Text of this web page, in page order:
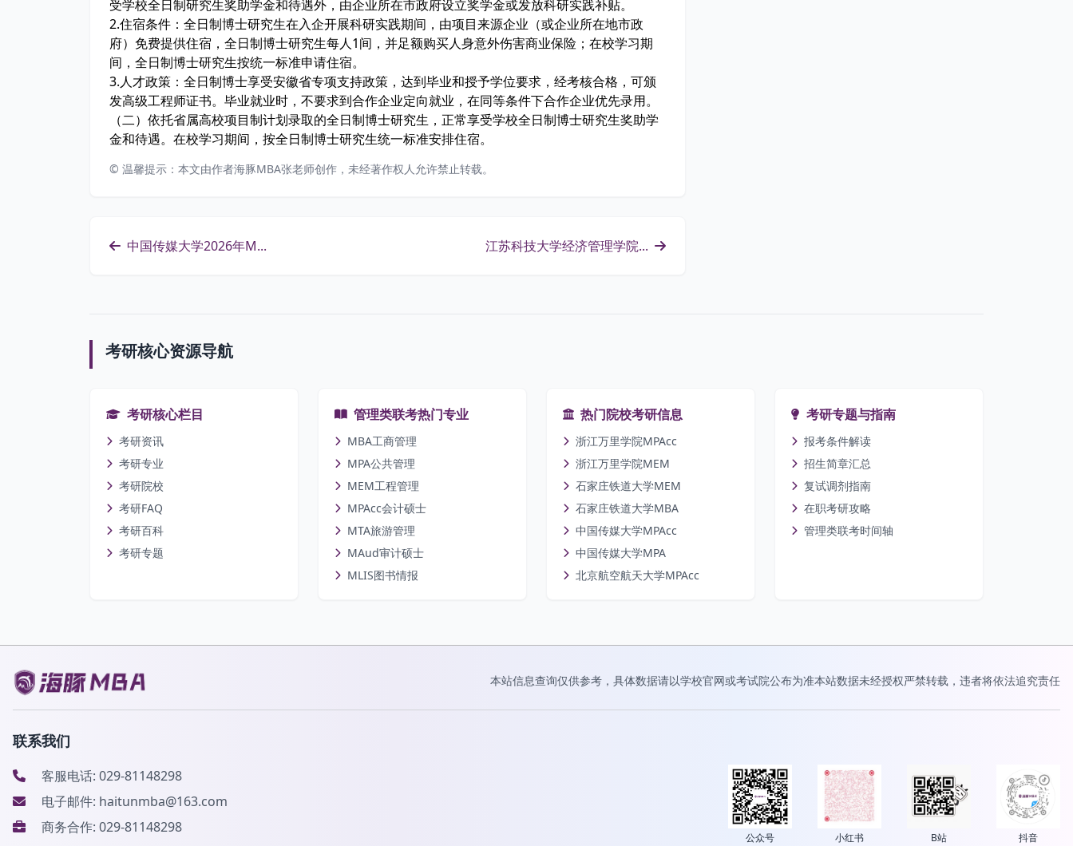
受学校全日制研究生奖助学金和待遇外，由企业所在市政府设立奖学金或发放科研实践补贴。
2.住宿条件：全日制博士研究生在入企开展科研实践期间，由项目来源企业（或企业所在地市政
府）免费提供住宿，全日制博士研究生每人1间，并足额购买人身意外伤害商业保险；在校学习期
间，全日制博士研究生按统一标准申请住宿。
3.人才政策：全日制博士享受安徽省专项支持政策，达到毕业和授予学位要求，经考核合格，可颁
发高级工程师证书。毕业就业时，不要求到合作企业定向就业，在同等条件下合作企业优先录用。
（二）依托省属高校项目制计划录取的全日制博士研究生，正常享受学校全日制博士研究生奖助学
金和待遇。在校学习期间，按全日制博士研究生统一标准安排住宿。
© 温馨提示：本文由作者海豚MBA张老师创作，未经著作权人允许禁止转载。
中国传媒大学2026年M... 江苏科技大学经济管理学院...
考研核心资源导航
考研核心栏目
考研资讯
考研专业
考研院校
考研FAQ
考研百科
考研专题
管理类联考热门专业
MBA工商管理
MPA公共管理
MEM工程管理
MPAcc会计硕士
MTA旅游管理
MAud审计硕士
MLIS图书情报
热门院校考研信息
浙江万里学院MPAcc
浙江万里学院MEM
石家庄铁道大学MEM
石家庄铁道大学MBA
中国传媒大学MPAcc
中国传媒大学MPA
北京航空航天大学MPAcc
考研专题与指南
报考条件解读
招生简章汇总
复试调剂指南
在职考研攻略
管理类联考时间轴
本站信息查询仅供参考，具体数据请以学校官网或考试院公布为准本站数据未经授权严禁转载，违者将依法追究责任
联系我们
客服电话: 029-81148298
电子邮件: haitunmba@163.com
商务合作: 029-81148298
公众号 小红书 B站 抖音